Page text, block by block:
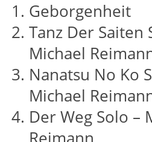
Geborgenheit
Tanz Der Saiten
Michael
Nanatsu No Ko
Michael
Der Weg Solo –